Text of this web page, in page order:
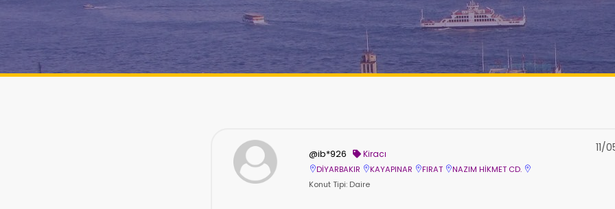
@ib*926 Kiracı
DİYARBAKIR KAYAPINAR FIRAT
NAZIM HİKMET CD.
Konut Tipi: Daire
11/